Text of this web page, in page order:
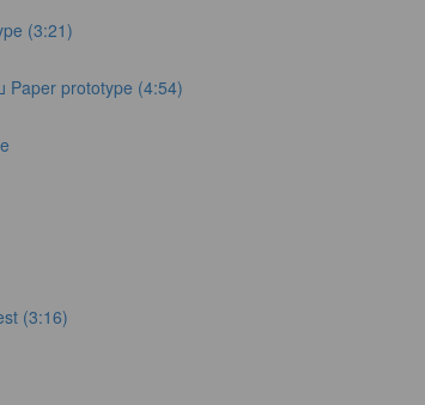
(3:21)
Paper prototype (4:54)
(3:16)